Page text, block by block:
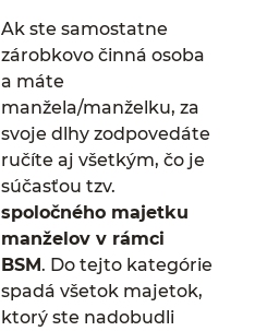
Ak ste samostatne
zárobkovo činná osoba
a máte
manžela/manželku, za
svoje dlhy zodpovedáte
ručíte aj všetkým, čo je
súčasťou tzv.
spoločného majetku
manželov v rámci
BSM. Do tejto kategórie
spadá všetok majetok,
ktorý ste nadobudli